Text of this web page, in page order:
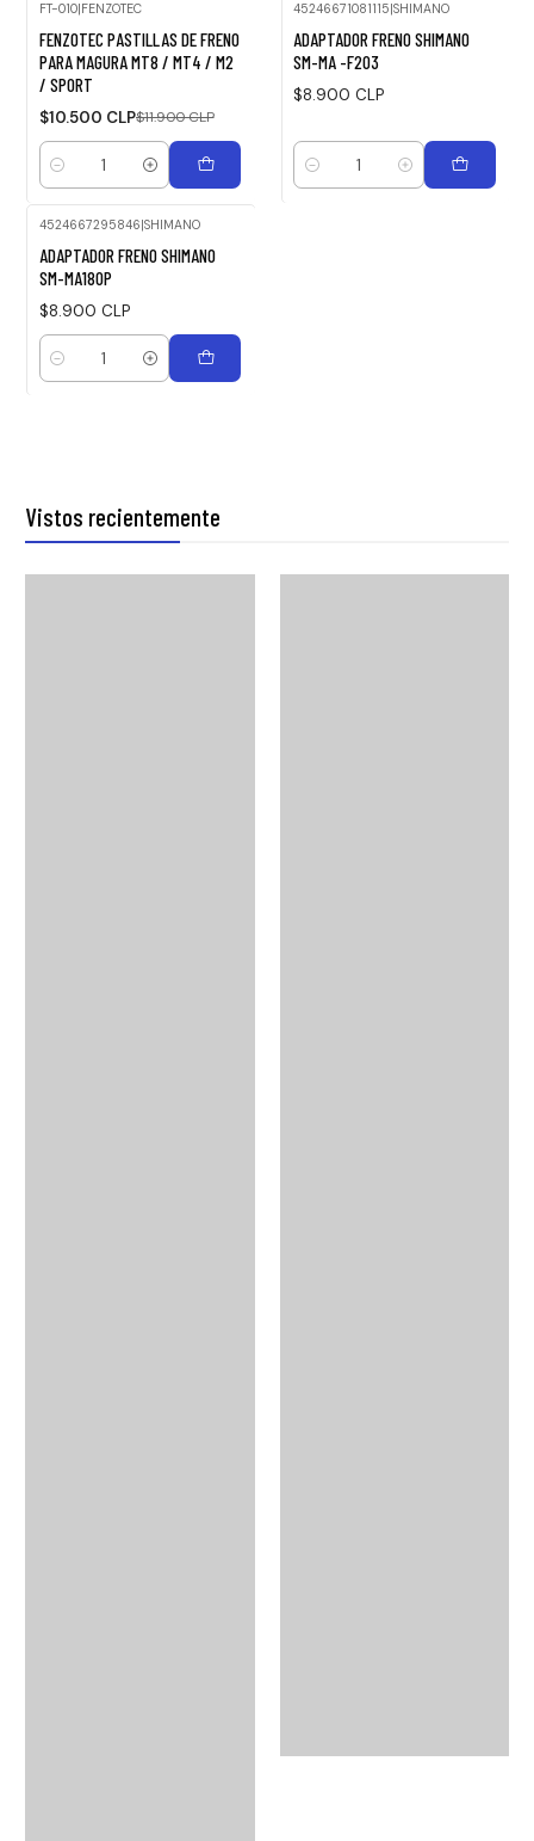
-12%
OFF
FT-010| FENZOTEC
FENZOTEC PASTILLAS DE FRENO
PARA MAGURA MT8 / MT4 / M2
/ SPORT
$10.500 CLP$11.900 CLP
Cantidad
45246671081115 SHIMANO
ADAPTADOR FRENO SHIMANO
SM-MA -F203
$8.900 CLP
Cantidad
4524667295846|SHIMANO
ADAPTADOR FRENO SHIMANO
SM-MA180P
$8.900 CLP
Cantidad
Vistos recientemente